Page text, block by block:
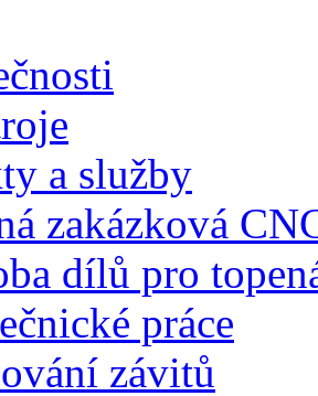
a služby
zakázková
dílů pro
práce
závitů